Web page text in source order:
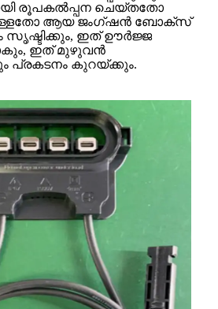
രൂപകൽപ്പന ചെയ്തതോ
ആയ ജംഗ്ഷൻ ബോക്സ്
സൃഷ്ടിക്കും, ഇത് ഊർജ്ജ
ഇത് മുഴുവൻ
പ്രകടനം കുറയ്ക്കും.